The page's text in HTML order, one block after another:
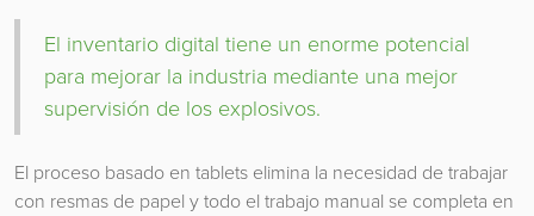
El inventario digital tiene un enorme potencial
para mejorar la industria mediante una mejor
supervisión de los explosivos.
El proceso basado en tablets elimina la necesidad de trabajar
con resmas de papel y todo el trabajo manual se completa en